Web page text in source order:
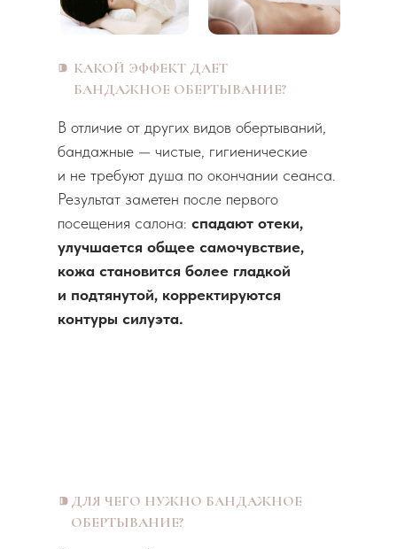
ДЛЯ ЧЕГО НУЖНО БАНДАЖНОЕ
ОБЕРТЫВАНИЕ?
⁍
В отличие от других видов обертываний,
бандажные — чистые, гигиенические
и не требуют душа по окончании сеанса.
Результат заметен после первого
посещения салона: спадают отеки,
улучшается общее самочувствие,
кожа становится более гладкой
и подтянутой, корректируются
контуры силуэта.
КАКОЙ ЭФФЕКТ ДАЕТ
БАНДАЖНОЕ ОБЕРТЫВАНИЕ?
⁍